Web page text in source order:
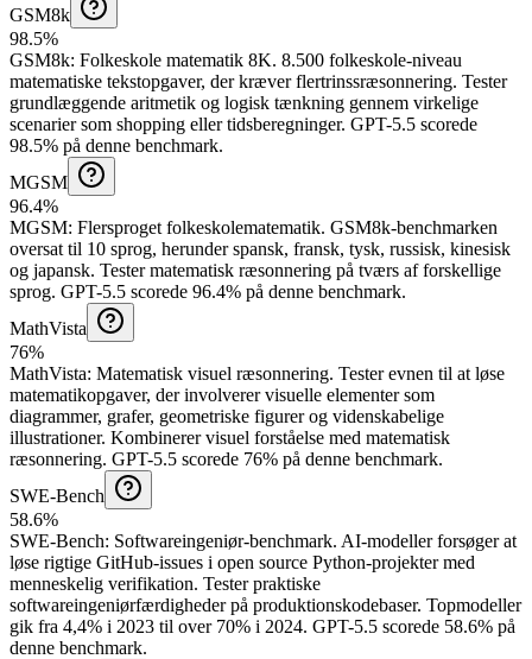
GSM8k
98.5%
GSM8k: Folkeskole matematik 8K. 8.500 folkeskole-niveau
matematiske tekstopgaver, der kræver flertrinssræsonnering. Tester
grundlæggende aritmetik og logisk tænkning gennem virkelige
scenarier som shopping eller tidsberegninger. GPT-5.5 scorede
98.5% på denne benchmark.
MGSM
96.4%
MGSM: Flersproget folkeskolematematik. GSM8k-benchmarken
oversat til 10 sprog, herunder spansk, fransk, tysk, russisk, kinesisk
og japansk. Tester matematisk ræsonnering på tværs af forskellige
sprog. GPT-5.5 scorede 96.4% på denne benchmark.
MathVista
76%
MathVista: Matematisk visuel ræsonnering. Tester evnen til at løse
matematikopgaver, der involverer visuelle elementer som
diagrammer, grafer, geometriske figurer og videnskabelige
illustrationer. Kombinerer visuel forståelse med matematisk
ræsonnering. GPT-5.5 scorede 76% på denne benchmark.
SWE-Bench
58.6%
SWE-Bench: Softwareingeniør-benchmark. AI-modeller forsøger at
løse rigtige GitHub-issues i open source Python-projekter med
menneskelig verifikation. Tester praktiske
softwareingeniørfærdigheder på produktionskodebaser. Topmodeller
gik fra 4,4% i 2023 til over 70% i 2024. GPT-5.5 scorede 58.6% på
denne benchmark.